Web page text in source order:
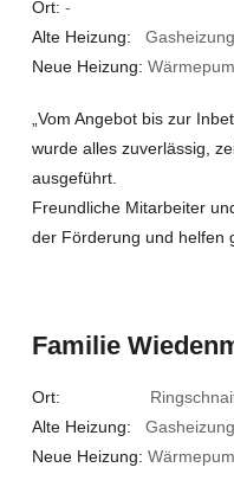
Ort: -
Alte Heizung: Gasheizung
Neue Heizung:
„Vom Angebot bis zur
wurde alles zuverlässig,
ausgeführt.
Freundliche Mitarbeiter
der Förderung und helfen
Familie
Ort:
Alte Heizung: Gasheizung
Neue Heizung: